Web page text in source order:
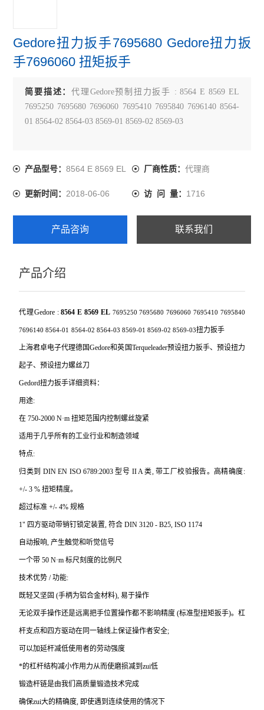
Gedore扭力扳手7695680 Gedore扭力扳
手7696060 扭矩扳手
简要描述：代理Gedore预制扭力扳手 : 8564 E 8569 EL
7695250 7695680 7696060 7695410 7695840 7696140 8564-
01 8564-02 8564-03 8569-01 8569-02 8569-03
产品型号：8564 E 8569 EL 厂商性质： 代理商
更新时间：2018-06-06 访 问 量： 1716
产品咨询 联系我们
产品介绍
代理Gedore :8564 E 8569 EL7695250 76956807696060 7695410 7695840
76961408564-01 8564-028564-038569-01 8569-02 8569-03扭力扳手
上海君卓电子代理德国Gedore和英国Terqueleader预设扭力扳手、预设扭力
起子、预设扭力螺丝刀
Gedord扭力扳手详细资料：
用途:
在 750-2000 N·m 扭矩范围内控制螺丝旋紧
适用于几乎所有的工业行业和制造领域
特点:
归类到 DIN EN ISO 6789:2003 型号 II A 类, 带工厂校验报告。高精确度:
+/- 3 % 扭矩精度。
超过标准 +/- 4% 规格
1" 四方驱动带销钉锁定装置, 符合 DIN 3120 - B25, ISO 1174
自动报响, 产生触觉和听觉信号
一个带 50 N·m 标尺刻度的比例尺
技术优势 / 功能:
既轻又坚固 (手柄为铝合金材料), 易于操作
无论双手操作还是远离把手位置操作都不影响精度 (标准型扭矩扳手)。杠
杆支点和四方驱动在同一轴线上保证操作者安全;
可以加延杆减低使用者的劳动强度
*的杠杆结构减小作用力从而使磨损减到zui低
锻造杆链是由我们高质量锻造技术完成
确保zui大的精确度, 即使遇到连续使用的情况下